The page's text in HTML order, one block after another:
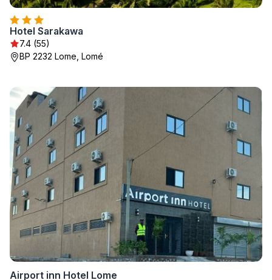
Hotel Sarakawa
7.4 (55)
BP 2232 Lome, Lomé
Airport inn Hotel Lome